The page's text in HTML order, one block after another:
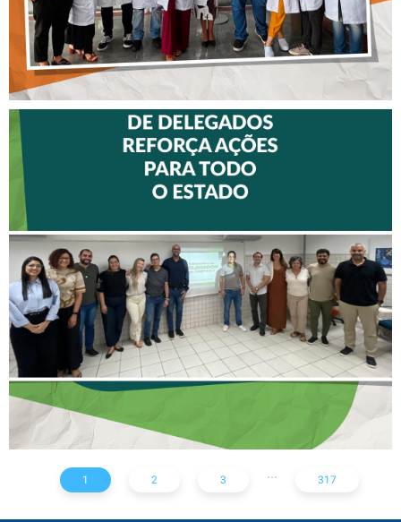
DELEGADOS REFORÇA
AÇÕES PARA TODO O
ESTADO
1 2 3 ... 317